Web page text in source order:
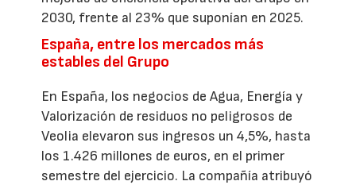
2030, frente al 23% que suponían en 2025.
España, entre los mercados más
estables del Grupo
En España, los negocios de Agua, Energía y
Valorización de residuos no peligrosos de
Veolia elevaron sus ingresos un 4,5%, hasta
los 1.426 millones de euros, en el primer
semestre del ejercicio. La compañía atribuyó